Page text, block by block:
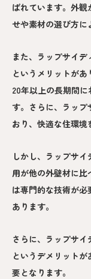
ばれています。外
せや素材の選び方に
また、ラップサイ
というメリットがあ
20年以上の長期間
す。さらに、ラップ
おり、快適な住環境
しかし、ラップサ
用が他の外壁材に
は専門的な技術が
あります。
さらに、ラップサ
というデメリット
要となります。